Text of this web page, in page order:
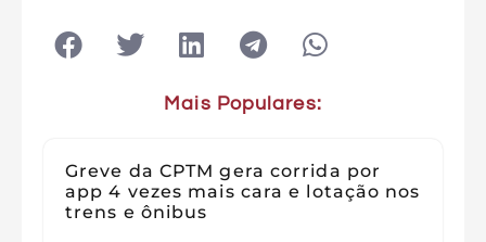
Mais Populares:
Greve da CPTM gera corrida por
app 4 vezes mais cara e lotação nos
trens e ônibus